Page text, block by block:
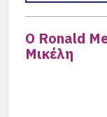
Ο Ronald
Μικέλη